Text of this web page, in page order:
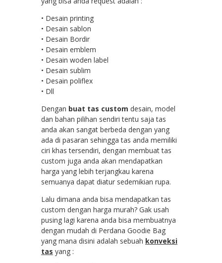
• Desain printing
• Desain sablon
• Desain Bordir
• Desain emblem
• Desain woden label
• Desain sublim
• Desain poliflex
• Dll
Dengan buat tas custom desain, model
dan bahan pilihan sendiri tentu saja tas
anda akan sangat berbeda dengan yang
ada di pasaran sehingga tas anda memiliki
ciri khas tersendiri, dengan membuat tas
custom juga anda akan mendapatkan
harga yang lebih terjangkau karena
semuanya dapat diatur sedemikian rupa.
Lalu dimana anda bisa mendapatkan tas
custom dengan harga murah? Gak usah
pusing lagi karena anda bisa membuatnya
dengan mudah di Perdana Goodie Bag
yang mana disini adalah sebuah konveksi
tas yang :